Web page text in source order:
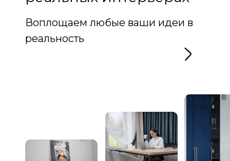
Воплощаем любые ваши идеи в
реальность